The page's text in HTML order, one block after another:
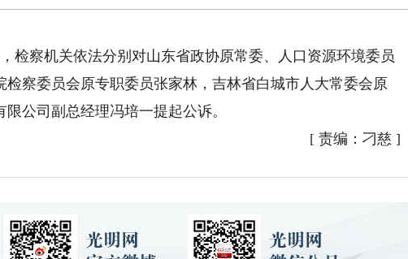
检察机关依法分别对山东省政协原常委、人口资源环境委员
察委员会原专职委员张家林，吉林省白城市人大常委会原
公司副总经理冯培一提起公诉。
[ 责编：刁慈 ]